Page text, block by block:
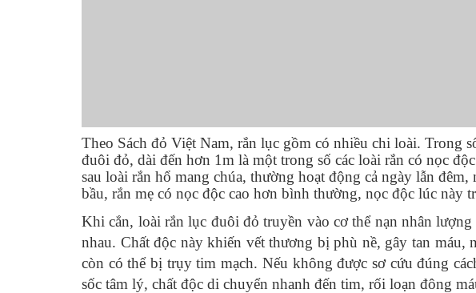
Theo Sách đỏ Việt Nam, rắn lục gồm có nhiều chi loài. Trong
đuôi đỏ, dài đến hơn 1m là một trong số các loài rắn có nọc
sau loài rắn hổ mang chúa, thường hoạt động cả ngày lẫn
bầu, rắn mẹ có nọc độc cao hơn bình thường, nọc độc lúc này
Khi cắn, loài rắn lục đuôi đỏ truyền vào cơ thể nạn nhân
nhau. Chất độc này khiến vết thương bị phù nề, gây tan máu,
còn có thể bị trụy tim mạch. Nếu không được sơ cứu đúng
sốc tâm lý, chất độc di chuyển nhanh đến tim, rối loạn đông